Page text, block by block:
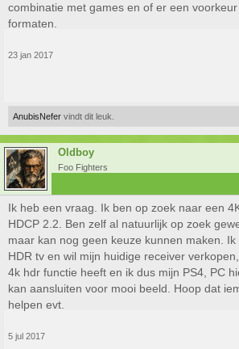
combinatie met games en of er een
formaten.
23 jan 2017
AnubisNefer vindt dit leuk.
Oldboy
Foo Fighters
Ik heb een vraag. Ik ben op zoek naar een
HDCP 2.2. Ben zelf al natuurlijk op zoek
maar kan nog geen keuze kunnen maken.
HDR tv en wil mijn huidige receiver
4k hdr functie heeft en ik dus mijn PS4, PC
kan aansluiten voor mooi beeld. Hoop dat
helpen evt.
5 jul 2017